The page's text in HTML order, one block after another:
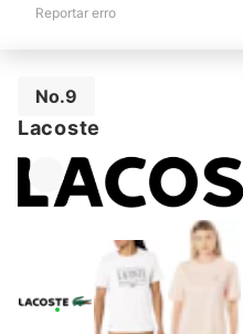
Reportar erro
No.9
Lacoste